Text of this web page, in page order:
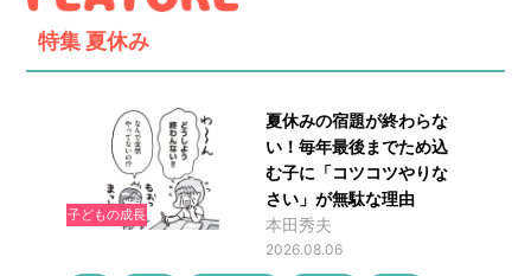
特集 夏休み
子どもの成長
夏休みの宿題が終わらな
い！毎年最後までため込
む子に「コツコツやりな
さい」が無駄な理由
本田秀夫
2026.08.06